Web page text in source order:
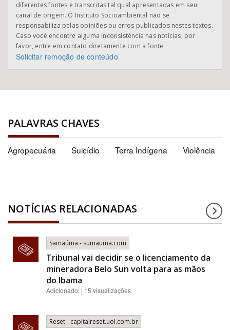
diferentes fontes e transcritas tal qual apresentadas em seu
canal de origem. O Instituto Socioambiental não se
responsabiliza pelas opiniões ou erros publicados nestes textos.
Caso você encontre alguma inconsistência nas notícias, por
favor, entre em contato diretamente com a fonte.
Solicitar remoção de conteúdo
PALAVRAS CHAVES
Agropecuária Suicídio Terra Indígena Violência
NOTÍCIAS RELACIONADAS
Samaúma - sumauma.com
Tribunal vai decidir se o licenciamento da
mineradora Belo Sun volta para as mãos
do Ibama
Adicionado: | 15 visualizações
Reset - capitalreset.uol.com.br